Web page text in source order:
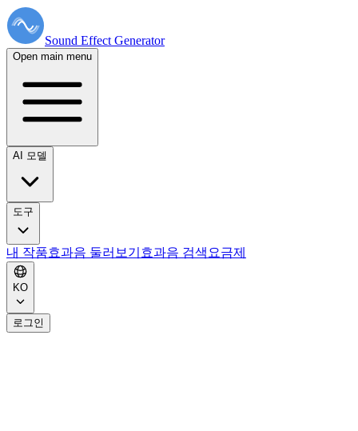
Sound Effect Generator
Open main menu
AI 모델
도구
내 작품효과음 둘러보기 효과음 검색 요금제
KO
로그인